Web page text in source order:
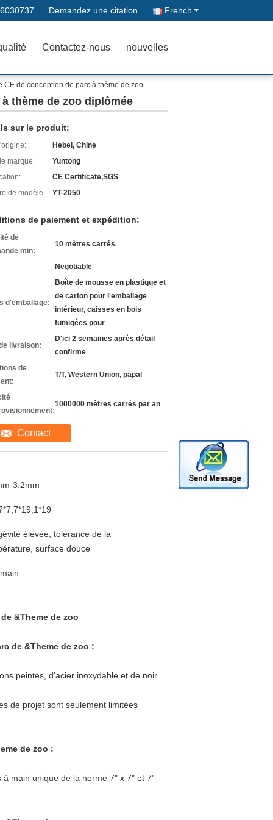
Demandez une citation French
Contactez-nous nouvelles
de conception de parc à thème de zoo
thème de zoo diplômée
sur le produit:
Hebei, Chine
marque:
Yuntong
CE Certificate,SGS
de modèle:
YT-2050
de paiement et expédition:
de
min:
10 mètres carrés
Negotiable
d'emballage:
Boîte de mousse en plastique et
de carton pour l'emballage
intérieur, caisses en bois
fumigées pour
livraison:
D'ici 2 semaines après détail
confirme
de
T/T, Western Union, papal
1000000 mètres carrés par an
Contact
3.2mm
élevée, tolérance de la
surface douce
&Theme de zoo
de &Theme de zoo :
peintes, d'acier inoxydable et de noir
de projet sont seulement limitées
de zoo :
main unique de la norme 7" x 7" et 7"